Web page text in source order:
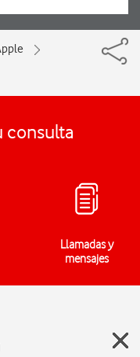
consulta
Llamadas y
mensajes